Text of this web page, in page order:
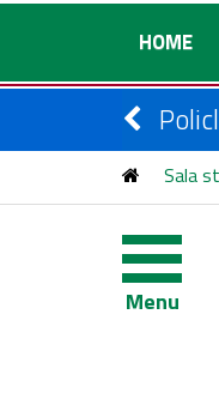
HOME
Sala
Menu